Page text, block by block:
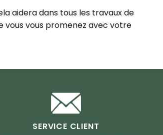
aidera dans tous les travaux de
vous promenez avec votre
SERVICE CLIENT